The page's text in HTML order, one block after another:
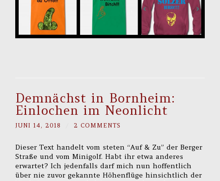
Demnächst in Bornheim:
Einlochen im Neonlicht
JUNI 14, 2018 2 COMMENTS
Dieser Text handelt vom steten “Auf & Zu” der Berger
Straße und vom Minigolf. Habt ihr etwa anderes
erwartet? Ich jedenfalls darf mich nun hoffentlich
über nie zuvor gekannte Höhenflüge hinsichtlich der